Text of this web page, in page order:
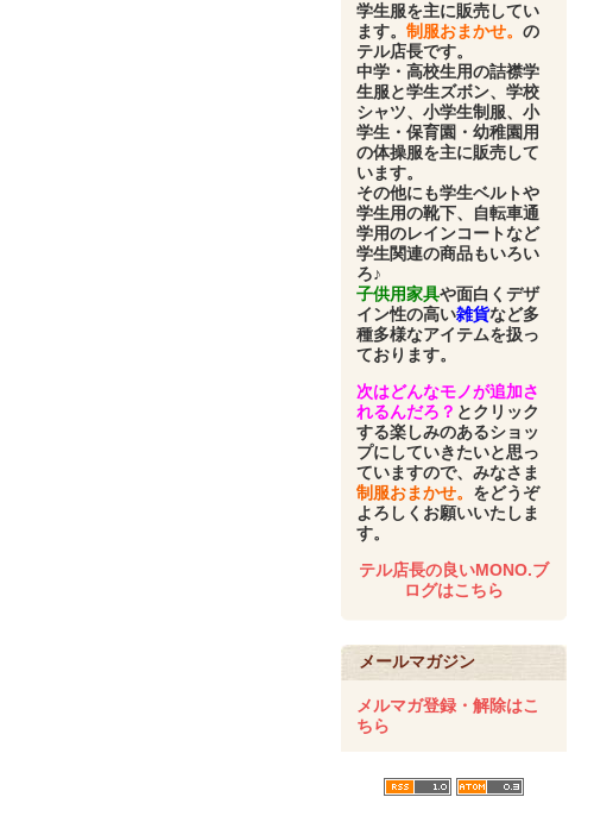
学生服を主に販売してい
ます。 制服おまかせ。 の
テル店長です。
中学・高校生用の詰襟学
生服と学生ズボン、学校
シャツ、小学生制服、小
学生・保育園・幼稚園用
の体操服を主に販売して
います。
その他にも学生ベルトや
学生用の靴下、自転車通
学用のレインコートなど
学生関連の商品もいろい
ろ♪
子供用家具や面白くデザ
イン性の高い雑貨など多
種多様なアイテムを扱っ
ております。
次はどんなモノが追加さ
れるんだろ？ とクリック
する楽しみのあるショッ
プにしていきたいと思っ
ていますので、みなさま
制服おまかせ。 をどうぞ
よろしくお願いいたしま
す。
テル店長の良いMONO.ブ
ログはこちら
メールマガジン
メルマガ登録・解除はこ
ちら